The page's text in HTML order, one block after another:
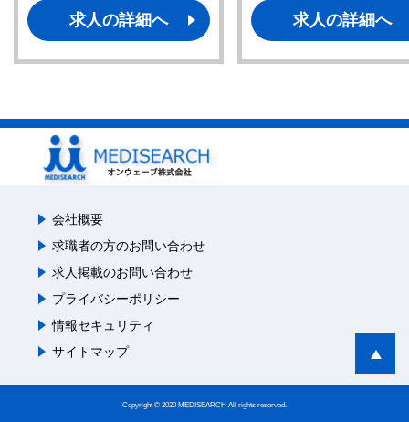
求人の詳細へ 求人の詳細へ
会社概要
求職者の方のお問い合わせ
求人掲載のお問い合わせ
プライバシーポリシー
情報セキュリティ
サイトマップ
Copyright © 2020 MEDISEARCH All rights reserved.